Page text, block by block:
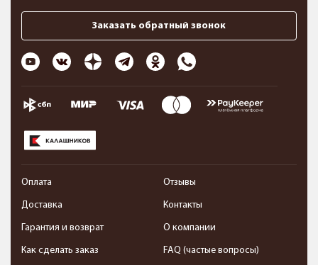
Заказать обратный звонок
Оплата
Доставка
Гарантия и возврат
Как сделать заказ
Отзывы
Контакты
О компании
FAQ (частые вопросы)